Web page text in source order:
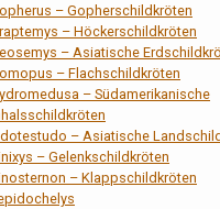
– Gopherschildkröten
– Höckerschildkröten
– Asiatische
– Flachschildkröten
– Südamerikanische
– Asiatische
– Gelenkschildkröten
– Klappschildkröten